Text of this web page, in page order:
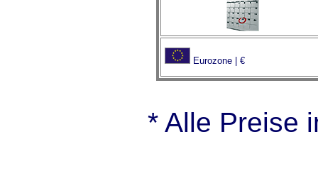
Eurozone | €
* Alle Preise